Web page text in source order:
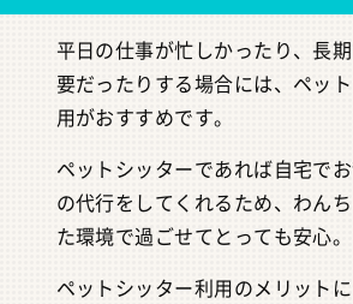
平日の仕事が忙しかったり、長
要だったりする場合には、ペッ
用がおすすめです。
ペットシッターであれば自宅で
の代行をしてくれるため、わん
た環境で過ごせてとっても安心。
ペットシッター利用のメリット